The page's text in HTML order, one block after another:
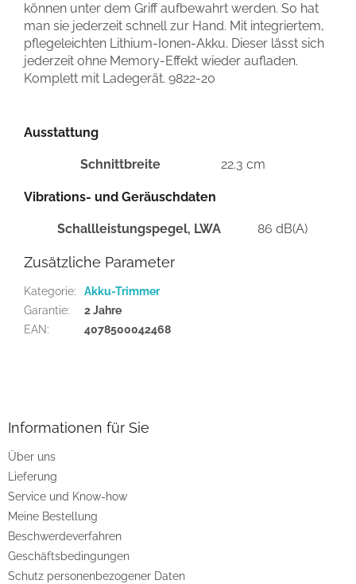
können unter dem Griff aufbewahrt werden. So hat
man sie jederzeit schnell zur Hand. Mit integriertem,
pflegeleichten Lithium-Ionen-Akku. Dieser lässt sich
jederzeit ohne Memory-Effekt wieder aufladen.
Komplett mit Ladegerät. 9822-20
Ausstattung
Schnittbreite 22.3 cm
Vibrations- und Geräuschdaten
Schallleistungspegel, LWA 86 dB(A)
Zusätzliche Parameter
Kategorie:
Akku-Trimmer
Garantie:
2 Jahre
EAN: 4078500042468
e
Informationen für Sie
Über uns
Lieferung
Service und Know-how
Meine Bestellung
Beschwerdeverfahren
Geschäftsbedingungen
Schutz personenbezogener Daten